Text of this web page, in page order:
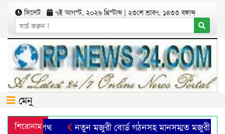
সিলেট ৭ই আগস্ট, ২০২৬ খ্রিস্টাব্দ | ২৩শে শ্রাবণ, ১৪৩৩ বঙ্গাব্দ
মেনু
শিরোনাম
পথ
নতুন মজুরী বোর্ড গঠনসহ মানসম্মত মজুরী বৃদ্ধির